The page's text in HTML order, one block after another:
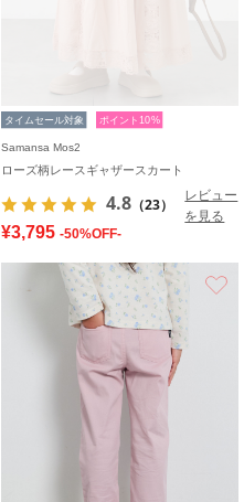
タイムセール対象 ポイント10%
Samansa Mos2
ローズ柄レースギャザースカート
4.8 （23）
レビュー
を見る
¥3,795 -50%OFF-